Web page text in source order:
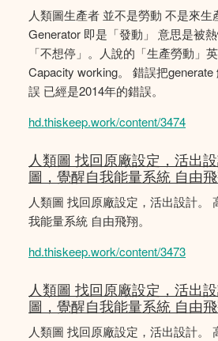
人類圖生產者 並不是勞動 不是來生
Generator 即是「發動」 意思是被
「不想停」。人說的「生產勞動」
Capacity working。 錯誤把
誤 已經是2014年的錯誤。
hd.thiskeep.work/content/3474
人類圖 找回原廠設定，活出
圖，覺醒自我能量系統 自由
人類圖 找回原廠設定，活出設計。
我能量系統 自由飛翔。
hd.thiskeep.work/content/3473
人類圖 找回原廠設定，活出
圖，覺醒自我能量系統 自由
人類圖 找回原廠設定，活出設計。